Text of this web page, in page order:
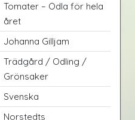
Tomater – Odla för hela
året
Johanna Gilljam
Trädgård / Odling /
Grönsaker
Svenska
Norstedts